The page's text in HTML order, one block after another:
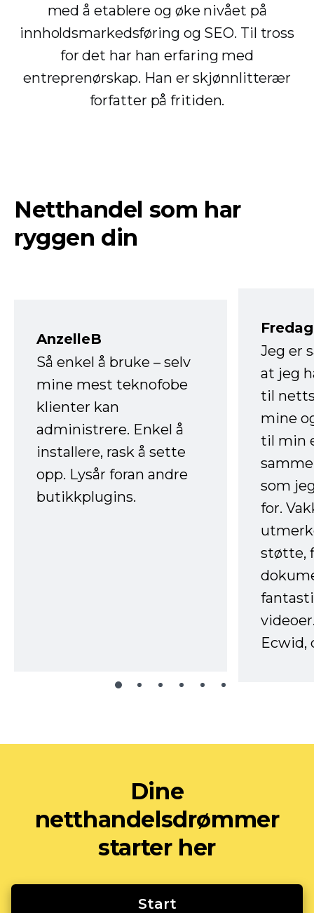
med å etablere og øke nivået på
innholdsmarkedsføring og SEO. Til tross
for det har han erfaring med
entreprenørskap. Han er skjønnlitterær
forfatter på fritiden.
Netthandel som har
ryggen din
AnzelleB
Så enkel å bruke – selv
mine mest teknofobe
klienter kan
administrere. Enkel å
installere, rask å sette
opp. Lysår foran andre
butikkplugins.
Jeg er
at jeg
til
mine
til min
som
for.
støtte,
Ecwid,
Dine
netthandelsdrømmer
starter her
Start